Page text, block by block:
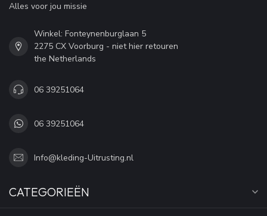
Alles voor jou missie
Winkel: Fonteynenburglaan 5
2275 CX Voorburg - niet hier retouren
the Netherlands
06 39251064
06 39251064
Info@kleding-Uitrusting.nl
CATEGORIEËN